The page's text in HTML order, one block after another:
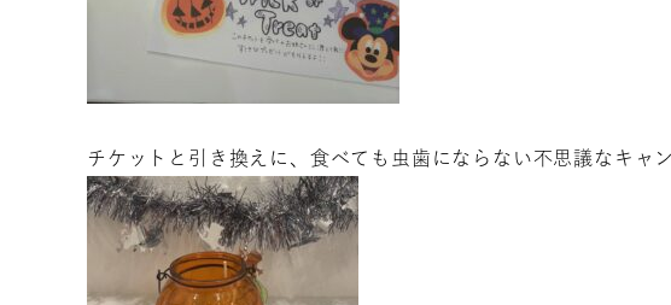
チケットと引き換えに、食べても虫歯にならない不思議なキャ